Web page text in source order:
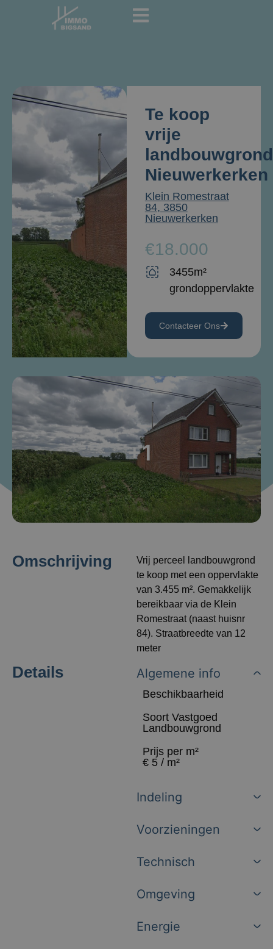
Te koop
vrije
landbouwgrond
Nieuwerkerken
Klein Romestraat
84, 3850
Nieuwerkerken
€18.000
3455m²
grondoppervlakte
Contacteer Ons
+1
Omschrijving
Vrij perceel landbouwgrond
te koop met een oppervlakte
van 3.455 m². Gemakkelijk
bereikbaar via de Klein
Romestraat (naast huisnr
84). Straatbreedte van 12
meter
Details Algemene info
Beschikbaarheid
Soort Vastgoed
Landbouwgrond
Prijs per m²
€ 5 / m²
Indeling
Voorzieningen
Technisch
Omgeving
Energie